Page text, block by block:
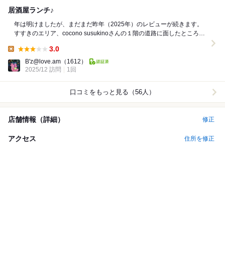
居酒屋ランチ♪
年は明けましたが、まだまだ昨年（2025年）のレビューが続きます。
すすきのエリア、cocono susukinoさんの１階の道路に面したところに
3.0
B'z@love.am （1612）
2025/12 訪問
1回
口コミをもっと見る（56人）
店舗情報（詳細） 修正
アクセス 住所を修正